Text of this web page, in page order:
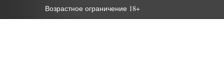
Возрастное ограничение 18+